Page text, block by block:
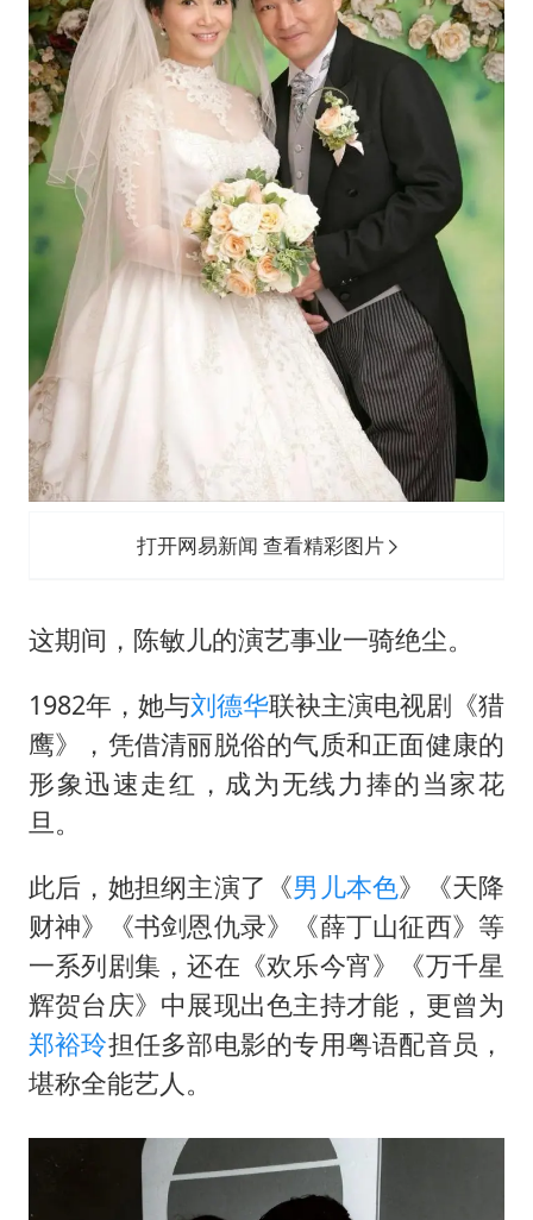
打开网易新闻 查看精彩图片
这期间，陈敏儿的演艺事业一骑绝尘。
1982年，她与刘德华联袂主演电视剧《猎
鹰》，凭借清丽脱俗的气质和正面健康的
形象迅速走红，成为无线力捧的当家花
旦。
此后，她担纲主演了《男儿本色》《天降
财神》《书剑恩仇录》《薛丁山征西》等
一系列剧集，还在《欢乐今宵》《万千星
辉贺台庆》中展现出色主持才能，更曾为
郑裕玲担任多部电影的专用粤语配音员，
堪称全能艺人。